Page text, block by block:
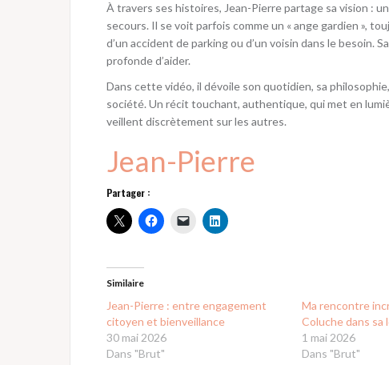
À travers ses histoires, Jean-Pierre partage sa vision :
secours. Il se voit parfois comme un « ange gardien »,
d’un accident de parking ou d’un voisin dans le besoin.
profonde d’aider.
Dans cette vidéo, il dévoile son quotidien, sa
société. Un récit touchant, authentique, qui met en
veillent discrètement sur les autres.
Jean-Pierre
Partager :
Similaire
Jean-Pierre : entre engagement
citoyen et bienveillance
30 mai 2026
Dans "Brut"
Ma rencontre
Coluche dans sa
1 mai 2026
Dans "Brut"